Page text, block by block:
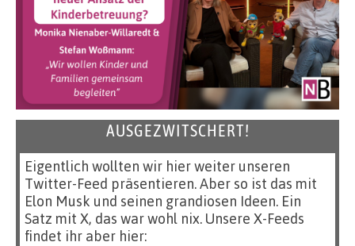
AUSGEZWITSCHERT!
Eigentlich wollten wir hier weiter unseren
Twitter-Feed präsentieren. Aber so ist das mit
Elon Musk und seinen grandiosen Ideen. Ein
Satz mit X, das war wohl nix. Unsere X-Feeds
findet ihr aber hier: